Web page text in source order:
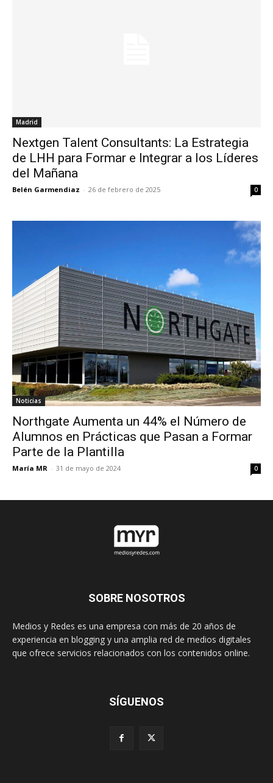
Madrid
Nextgen Talent Consultants: La Estrategia
de LHH para Formar e Integrar a los Líderes
del Mañana
Belén Garmendiaz - 26 de febrero de 2025 0
Noticias
Northgate Aumenta un 44% el Número de
Alumnos en Prácticas que Pasan a Formar
Parte de la Plantilla
María MR - 31 de mayo de 2024 0
SOBRE NOSOTROS
Medios y Redes es una empresa con más de 20 años de
experiencia en blogging y una amplia red de medios digitales
que ofrece servicios relacionados con los contenidos online.
SÍGUENOS